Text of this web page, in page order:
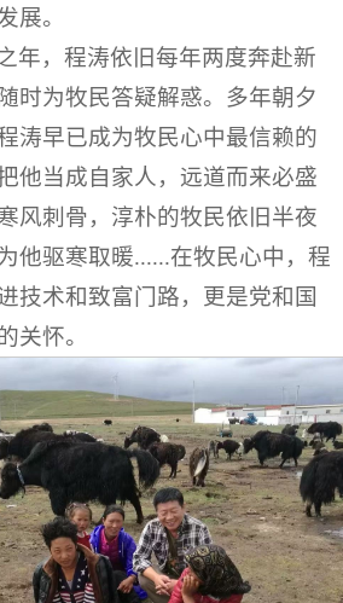
展。
年，程涛依旧每年两度奔赴新
时为牧民答疑解惑。多年朝夕
涛早已成为牧民心中最信赖的
他当成自家人，远道而来必盛
风刺骨，淳朴的牧民依旧半夜
他驱寒取暖......在牧民心中，程
技术和致富门路，更是党和国
关怀。